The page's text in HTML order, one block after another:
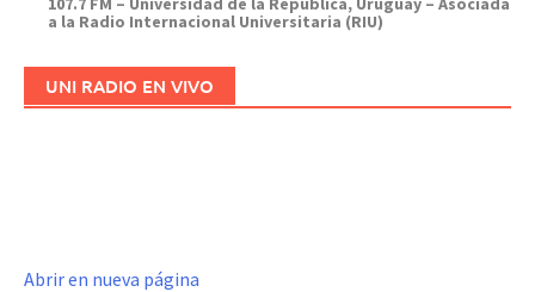
a la Radio Internacional Universitaria (RIU)
UNI RADIO EN VIVO
Abrir en nueva página